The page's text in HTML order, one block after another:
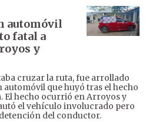
automóvil
fatal a
y
cruzar la ruta, fue arrollado
que huyó tras el hecho
El hecho ocurrió en Arroyos y
el vehículo involucrado pero
del conductor.